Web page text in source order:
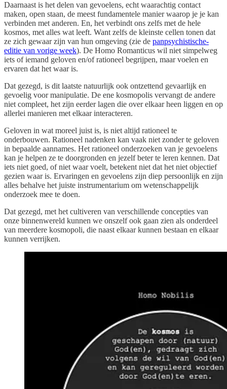
Daarnaast is het delen van gevoelens, echt waarachtig contact
maken, open staan, de meest fundamentele manier waarop je je kan
verbinden met anderen. En, het verbindt ons zelfs met de hele
kosmos, met alles wat leeft. Want zelfs de kleinste cellen tonen dat
ze zich gewaar zijn van hun omgeving (zie de panpsychistische-
editie van vorige week). De Homo Romanticus wil niet simpelweg
iets of iemand geloven en/of rationeel begrijpen, maar voelen en
ervaren dat het waar is.
Dat gezegd, is dit laatste natuurlijk ook ontzettend gevaarlijk en
gevoelig voor manipulatie. De ene kosmopolis vervangt de andere
niet compleet, het zijn eerder lagen die over elkaar heen liggen en op
allerlei manieren met elkaar interacteren.
Geloven in wat moreel juist is, is niet altijd rationeel te
onderbouwen. Rationeel nadenken kan vaak niet zonder te geloven
in bepaalde aannames. Het rationeel onderzoeken van je gevoelens
kan je helpen ze te doorgronden en jezelf beter te leren kennen. Dat
iets niet goed, of niet waar voelt, betekent niet dat het niet objectief
gezien waar is. Ervaringen en gevoelens zijn diep persoonlijk en zijn
alles behalve het juiste instrumentarium om wetenschappelijk
onderzoek mee te doen.
Dat gezegd, met het cultiveren van verschillende concepties van
onze binnenwereld kunnen we onszelf ook gaan zien als onderdeel
van meerdere kosmopoli, die naast elkaar kunnen bestaan en elkaar
kunnen verrijken.